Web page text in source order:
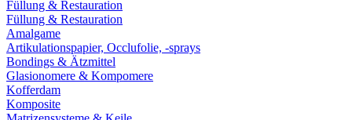
Füllung & Restauration
Füllung & Restauration
Amalgame
Artikulationspapier, Occlufolie, -sprays
Bondings & Ätzmittel
Glasionomere & Kompomere
Kofferdam
Komposite